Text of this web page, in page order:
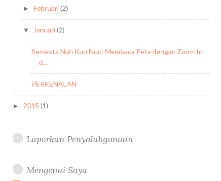
► Februari(2)
▼ Januari(2)
Semesta Nuh Kun Nun: Membaca Peta dengan Zoom In
d...
PERKENALAN
► 2015 (1)
Laporkan Penyalahgunaan
Mengenai Saya